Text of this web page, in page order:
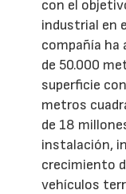
con el
industrial en
compañía ha
de 50.000
superficie
metros
de 18
instalación,
crecimiento
vehículos